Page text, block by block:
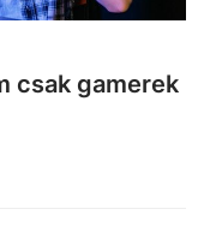
csak gamerek